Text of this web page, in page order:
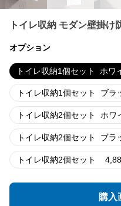
トイレ収納 モダン壁掛け
オプション
トイレ収納1個セット ホワ
トイレ収納1個セット ブラ
トイレ収納2個セット ホワ
トイレ収納2個セット ブラ
トイレ収納2個セット
購入